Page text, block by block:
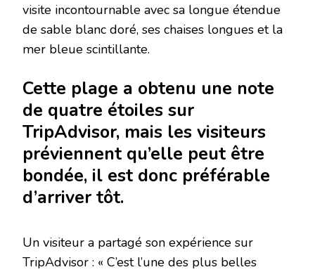
visite incontournable avec sa longue étendue
de sable blanc doré, ses chaises longues et la
mer bleue scintillante.
Cette plage a obtenu une note
de quatre étoiles sur
TripAdvisor, mais les visiteurs
préviennent qu’elle peut être
bondée, il est donc préférable
d’arriver tôt.
Un visiteur a partagé son expérience sur
TripAdvisor : « C’est l’une des plus belles